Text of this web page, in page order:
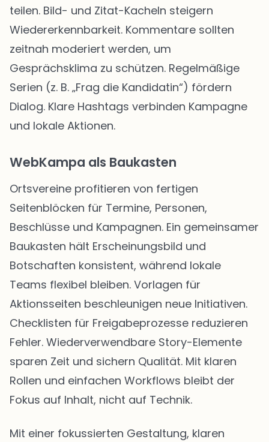
teilen. Bild- und Zitat-Kacheln steigern
Wiedererkennbarkeit. Kommentare sollten
zeitnah moderiert werden, um
Gesprächsklima zu schützen. Regelmäßige
Serien (z. B. „Frag die Kandidatin“) fördern
Dialog. Klare Hashtags verbinden Kampagne
und lokale Aktionen.
WebKampa als Baukasten
Ortsvereine profitieren von fertigen
Seitenblöcken für Termine, Personen,
Beschlüsse und Kampagnen. Ein gemeinsamer
Baukasten hält Erscheinungsbild und
Botschaften konsistent, während lokale
Teams flexibel bleiben. Vorlagen für
Aktionsseiten beschleunigen neue Initiativen.
Checklisten für Freigabeprozesse reduzieren
Fehler. Wiederverwendbare Story-Elemente
sparen Zeit und sichern Qualität. Mit klaren
Rollen und einfachen Workflows bleibt der
Fokus auf Inhalt, nicht auf Technik.
Mit einer fokussierten Gestaltung, klaren